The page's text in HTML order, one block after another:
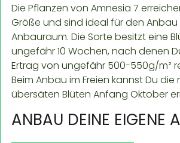
Die Pflanzen von Amnesia 7
Größe und sind ideal für den Anbau
Anbauraum. Die Sorte besitzt eine
ungefähr 10 Wochen, nach denen
Ertrag von ungefähr 500-550g/m²
Beim Anbau im Freien kannst Du die
übersäten Blüten Anfang Oktober
ANBAU DEINE EIGENE